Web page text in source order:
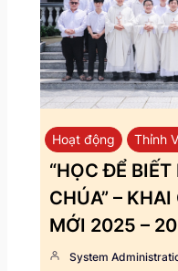
Hoạt động Thỉnh
“HỌC ĐỂ
CHÚA” –
MỚI 2025 –
System